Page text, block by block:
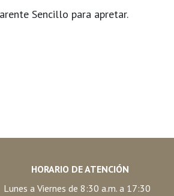
Sencillo para apretar.
HORARIO DE ATENCIÓN
Lunes a Viernes de 8:30 a.m. a 17:30